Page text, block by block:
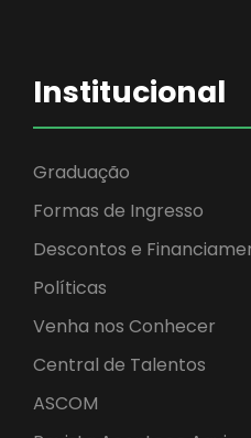
Institucional
Graduação
Formas de Ingresso
Descontos e
Políticas
Venha nos Conhecer
Central de Talentos
ASCOM